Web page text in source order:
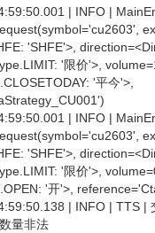
| INFO |
'SHFE'>,
'限价'>,
'平今'>,
| INFO |
'SHFE'>,
'限价'>,
'开'>,
| INFO | TTS |
量非法